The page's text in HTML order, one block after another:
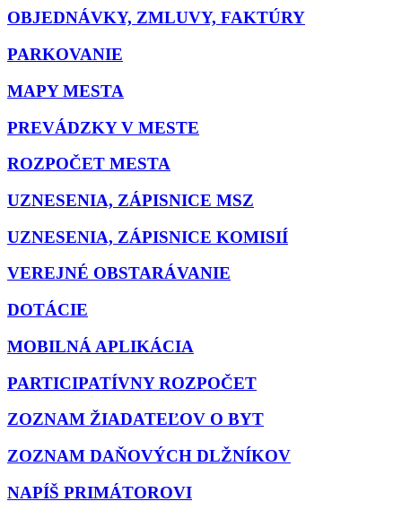
OBJEDNÁVKY, ZMLUVY, FAKTÚRY
PARKOVANIE
MAPY MESTA
PREVÁDZKY V MESTE
ROZPOČET MESTA
UZNESENIA, ZÁPISNICE MSZ
UZNESENIA, ZÁPISNICE KOMISIÍ
VEREJNÉ OBSTARÁVANIE
DOTÁCIE
MOBILNÁ APLIKÁCIA
PARTICIPATÍVNY ROZPOČET
ZOZNAM ŽIADATEĽOV O BYT
ZOZNAM DAŇOVÝCH DLŽNÍKOV
NAPÍŠ PRIMÁTOROVI